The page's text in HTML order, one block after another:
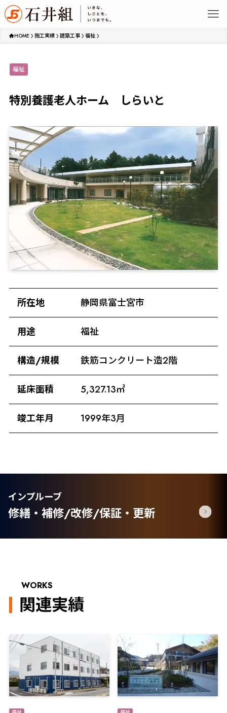
HOME 施工実績 建築工事 福祉
福祉
特別養護老人ホーム しらいと
所在地 静岡県富士宮市
用途 福祉
構造/規模 鉄筋コンクリート造2階
延床面積 5,327.13㎡
竣工年月 1999年3月
インプルーブ
修繕・補修/改修/保証・更新
WORKS
関連実績